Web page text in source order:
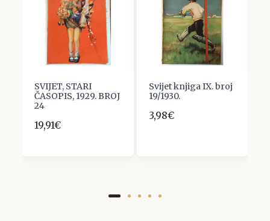
SVIJET, STARI
ČASOPIS, 1929. BROJ
24
19,91€
Svijet knjiga IX. broj
19/1930.
3,98€